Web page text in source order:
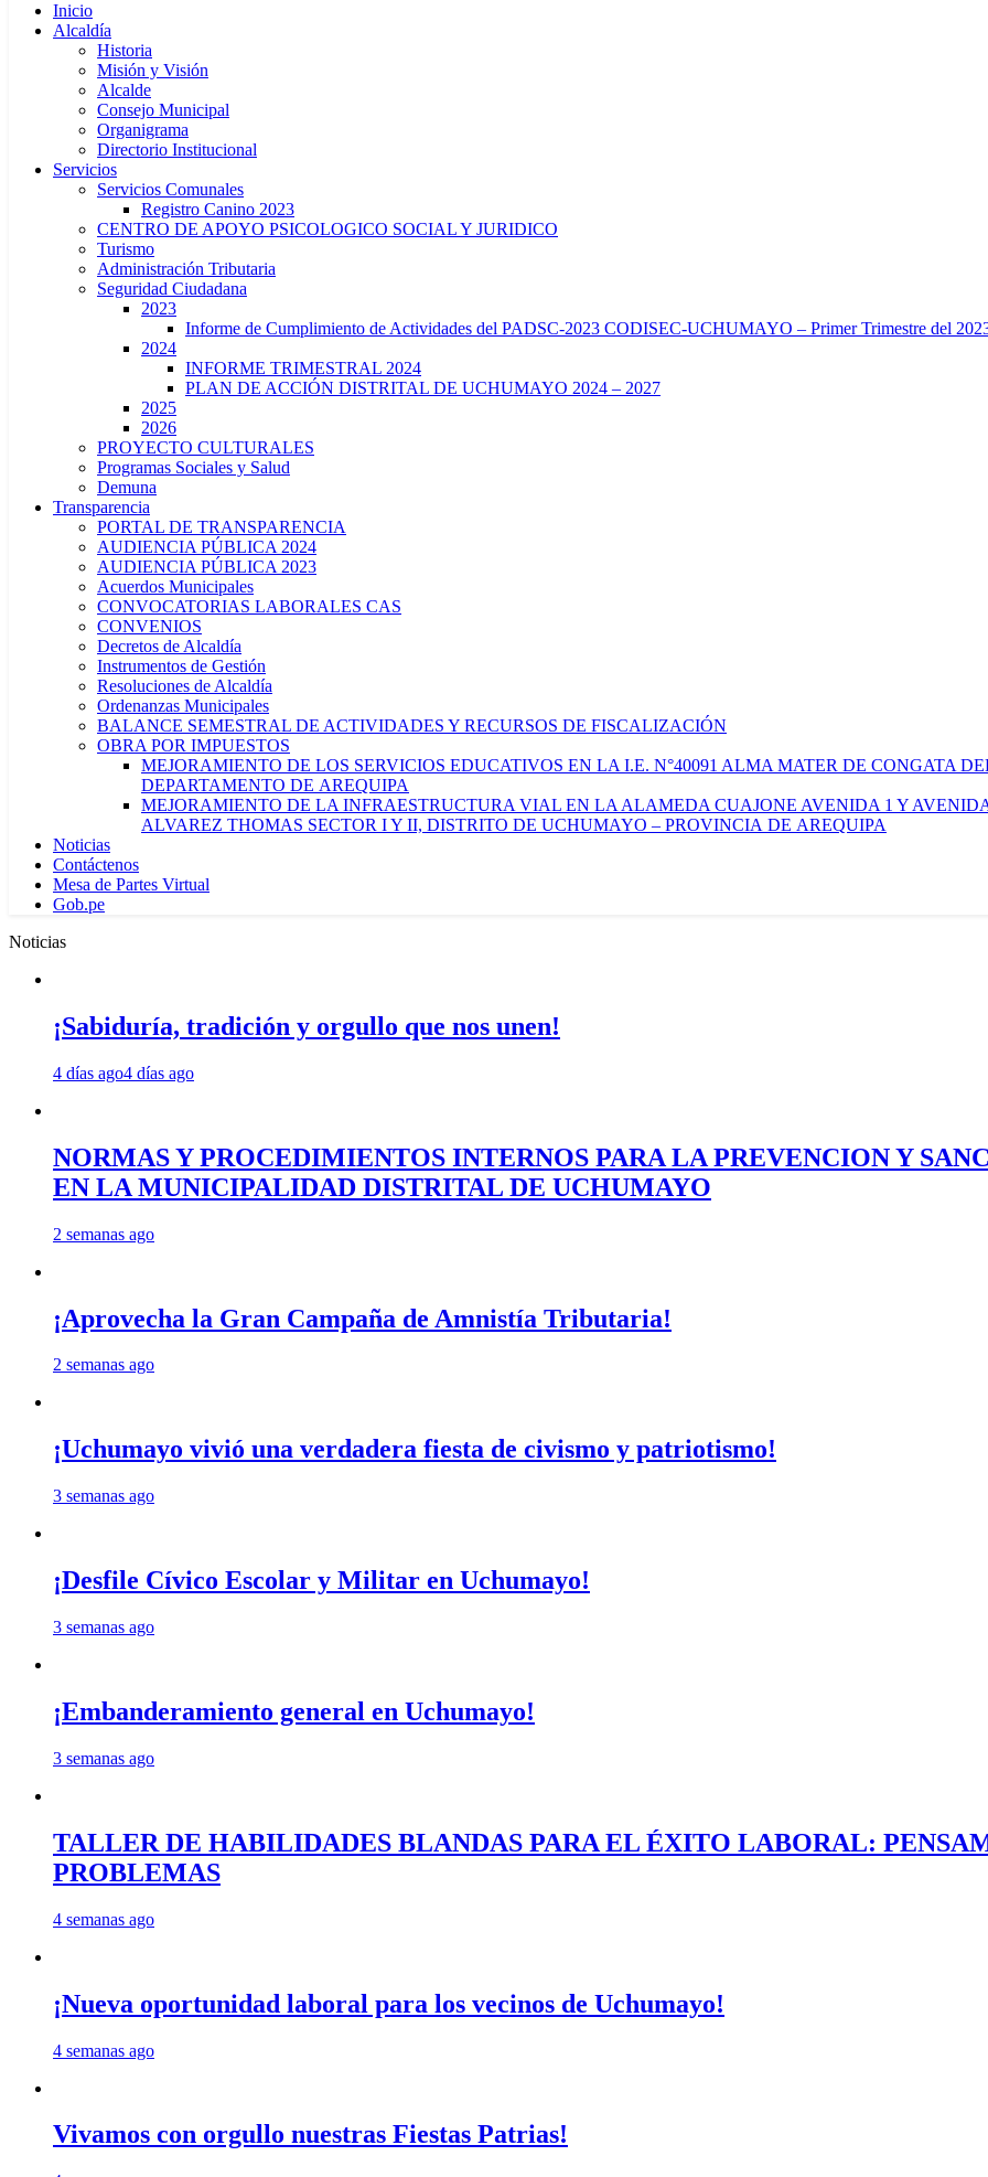
Inicio
Alcaldía
Historia
Misión y Visión
Alcalde
Consejo Municipal
Organigrama
Directorio Institucional
Servicios
Servicios Comunales
Registro Canino 2023
CENTRO DE APOYO PSICOLOGICO SOCIAL Y JURIDICO
Turismo
Administración Tributaria
Seguridad Ciudadana
2023
Informe de Cumplimiento de Actividades del PADSC-2023 CODISEC-UCHUMAYO – Primer Trimestre del
2024
INFORME TRIMESTRAL 2024
PLAN DE ACCIÓN DISTRITAL DE UCHUMAYO 2024 – 2027
2025
2026
PROYECTO CULTURALES
Programas Sociales y Salud
Demuna
Transparencia
PORTAL DE TRANSPARENCIA
AUDIENCIA PÚBLICA 2024
AUDIENCIA PÚBLICA 2023
Acuerdos Municipales
CONVOCATORIAS LABORALES CAS
CONVENIOS
Decretos de Alcaldía
Instrumentos de Gestión
Resoluciones de Alcaldía
Ordenanzas Municipales
BALANCE SEMESTRAL DE ACTIVIDADES Y RECURSOS DE FISCALIZACIÓN
OBRA POR IMPUESTOS
MEJORAMIENTO DE LOS SERVICIOS EDUCATIVOS EN LA I.E. N°40091 ALMA MATER DE CONGATA
DEPARTAMENTO DE AREQUIPA
MEJORAMIENTO DE LA INFRAESTRUCTURA VIAL EN LA ALAMEDA CUAJONE AVENIDA 1 Y
ALVAREZ THOMAS SECTOR I Y II, DISTRITO DE UCHUMAYO – PROVINCIA DE AREQUIPA
Noticias
Contáctenos
Mesa de Partes Virtual
Gob.pe
Noticias
¡Sabiduría, tradición y orgullo que nos unen!
4 días ago4 días ago
NORMAS Y PROCEDIMIENTOS INTERNOS PARA LA PREVENCION Y
EN LA MUNICIPALIDAD DISTRITAL DE UCHUMAYO
2 semanas ago
¡Aprovecha la Gran Campaña de Amnistía Tributaria!
2 semanas ago
¡Uchumayo vivió una verdadera fiesta de civismo y patriotismo!
3 semanas ago
¡Desfile Cívico Escolar y Militar en Uchumayo!
3 semanas ago
¡Embanderamiento general en Uchumayo!
3 semanas ago
TALLER DE HABILIDADES BLANDAS PARA EL ÉXITO LABORAL:
PROBLEMAS
4 semanas ago
¡Nueva oportunidad laboral para los vecinos de Uchumayo!
4 semanas ago
Vivamos con orgullo nuestras Fiestas Patrias!